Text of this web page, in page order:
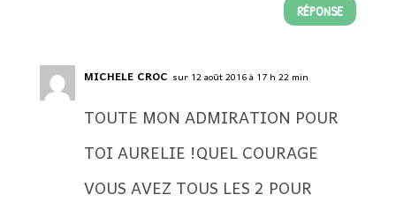
RÉPONSE
MICHELE CROC sur 12 août 2016 à 17 h 22 min
TOUTE MON ADMIRATION POUR
TOI AURELIE !QUEL COURAGE
VOUS AVEZ TOUS LES 2 POUR